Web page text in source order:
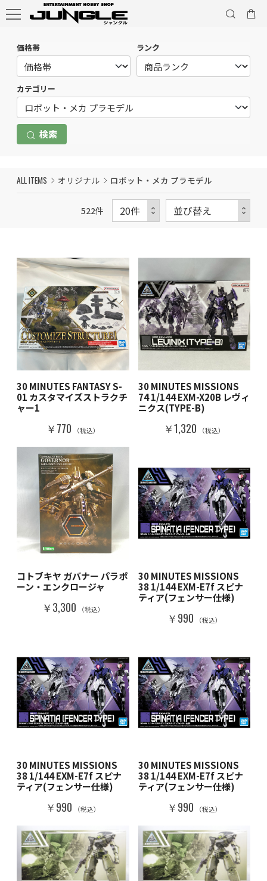
価格帯 ランク
カテゴリー
検索
ALL ITEMS オリジナル ロボット・メカ プラモデル
522件
30 MINUTES FANTASY S-
01 カスタマイズストラクチ
ャー1
￥770 （税込）
30 MINUTES MISSIONS
74 1/144 EXM-X20B レヴィ
ニクス(TYPE-B)
￥1,320 （税込）
コトブキヤ ガバナー パラポ
ーン・エンクロージャ
￥3,300 （税込）
30 MINUTES MISSIONS
38 1/144 EXM-E7f スピナ
ティア(フェンサー仕様)
￥990 （税込）
30 MINUTES MISSIONS
38 1/144 EXM-E7f スピナ
ティア(フェンサー仕様)
￥990 （税込）
30 MINUTES MISSIONS
38 1/144 EXM-E7f スピナ
ティア(フェンサー仕様)
￥990 （税込）